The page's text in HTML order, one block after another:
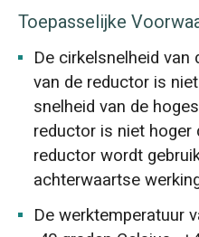
Toepasselijke
De cirkelsnelheid van
van de reductor is
snelheid van de
reductor is niet hoger
reductor wordt
achterwaartse
De werktemperatuur